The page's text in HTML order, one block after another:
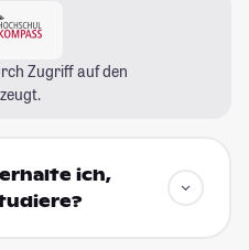
Zugriff auf den
ich,